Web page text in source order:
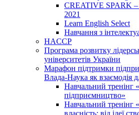
CREATIVE SPARK
2021
Learn English Select
Навчання з
HACCP
Програма розвитку
університетів України
Марафон підтримки
Влада-Наука як взаємодія
Навчальний тренінг
підприємництво»
Навчальний тренінг
власність: від ідеї